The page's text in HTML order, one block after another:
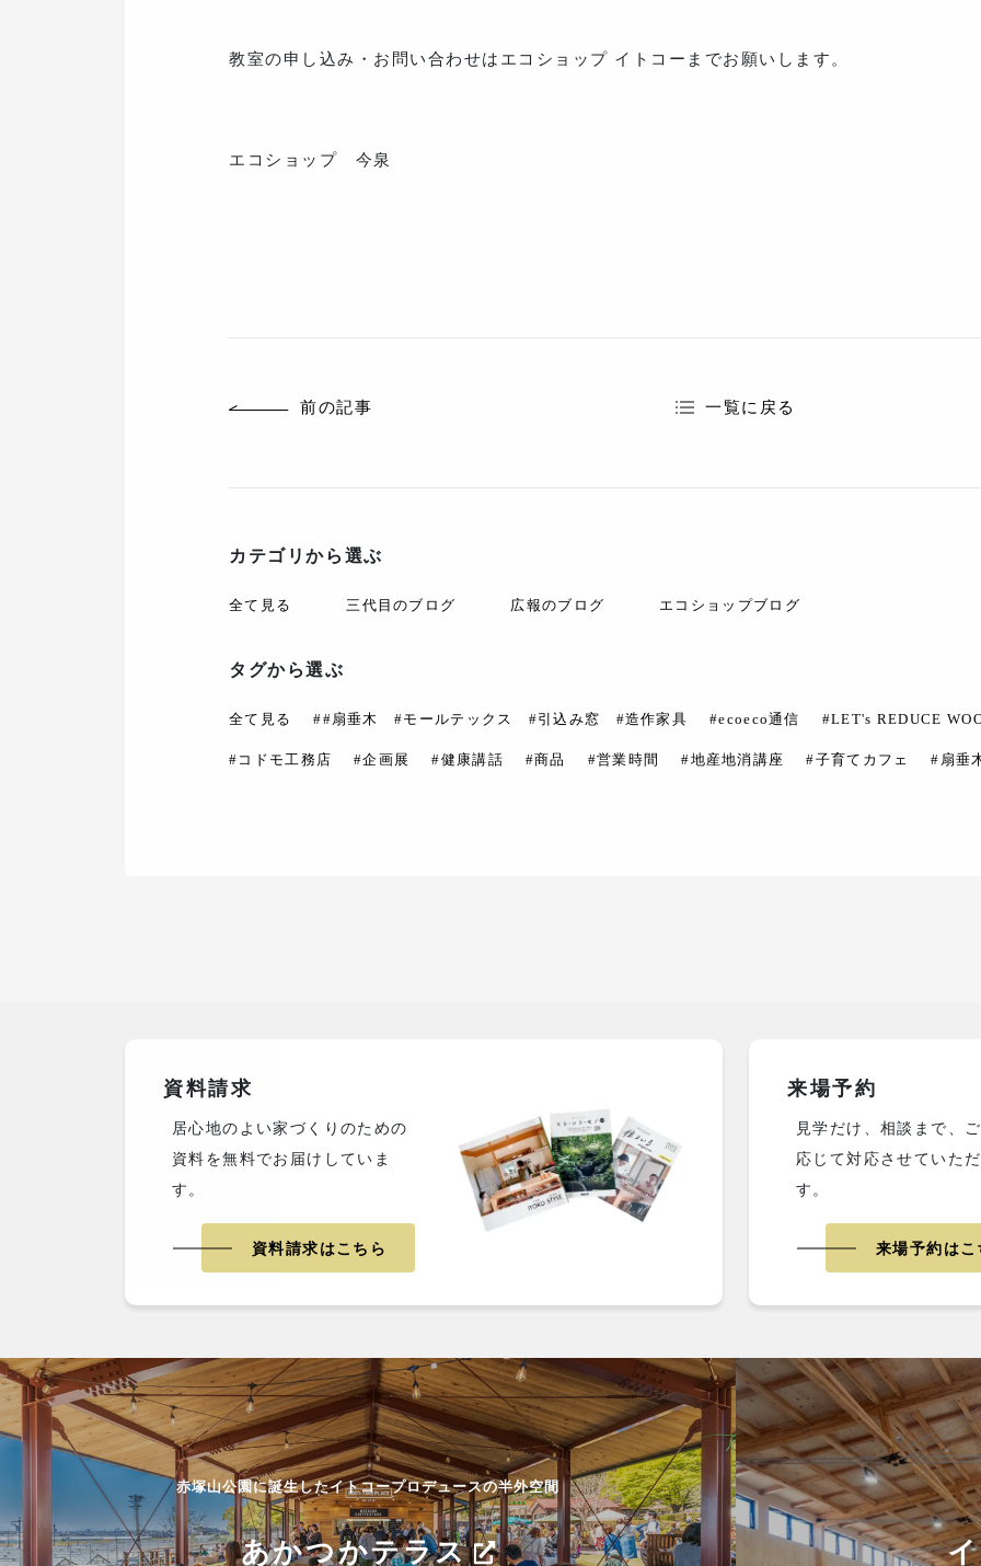
教室の申し込み・お問い合わせはエコショップ イトコーまでお願いします。
エコショップ 今泉
前の記事 一覧に戻る
カテゴリから選ぶ
全て見る 三代目のブログ 広報のブログ エコショップブログ
タグから選ぶ
全て見る ##扇垂木 #モールテックス #引込み窓 #造作家具 #ecoeco通信 #LET's REDUCE
#コドモ工務店 #企画展 #健康講話 #商品 #営業時間 #地産地消講座 #子育てカフェ #扇垂
資料請求
居心地のよい家づくりのための
資料を無料でお届けしていま
す。
資料請求はこちら
来場予約
見学だけ、相談まで、
応じて対応させていた
す。
来場予約はこ
赤塚山公園に誕生したイトコープロデュースの半外空間
あかつかテラス